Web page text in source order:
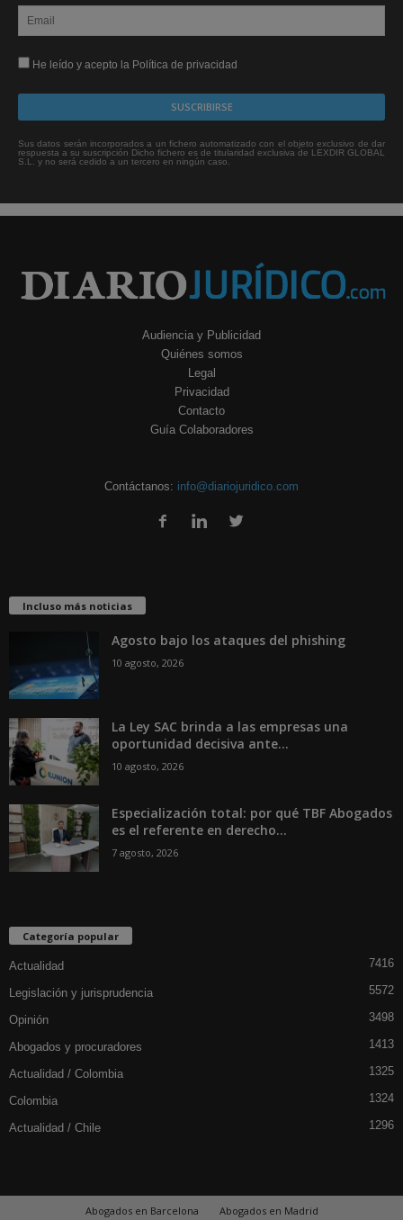
He leído y acepto la Política de privacidad
Sus datos serán incorporados a un fichero automatizado con el objeto exclusivo de dar
respuesta a su suscripción Dicho fichero es de titularidad exclusiva de LEXDIR GLOBAL
S.L. y no será cedido a un tercero en ningún caso.
Audiencia y Publicidad
Quiénes somos
Legal
Privacidad
Contacto
Guía Colaboradores
Contáctanos: info@diariojuridico.com
Incluso más noticias
Agosto bajo los ataques del phishing
10 agosto, 2026
La Ley SAC brinda a las empresas una
oportunidad decisiva ante...
10 agosto, 2026
Especialización total: por qué TBF Abogados
es el referente en derecho...
7 agosto, 2026
Categoría popular
Actualidad 7416
Legislación y jurisprudencia 5572
Opinión 3498
Abogados y procuradores 1413
Actualidad / Colombia 1325
Colombia 1324
Actualidad / Chile 1296
Abogados en Barcelona Abogados en Madrid